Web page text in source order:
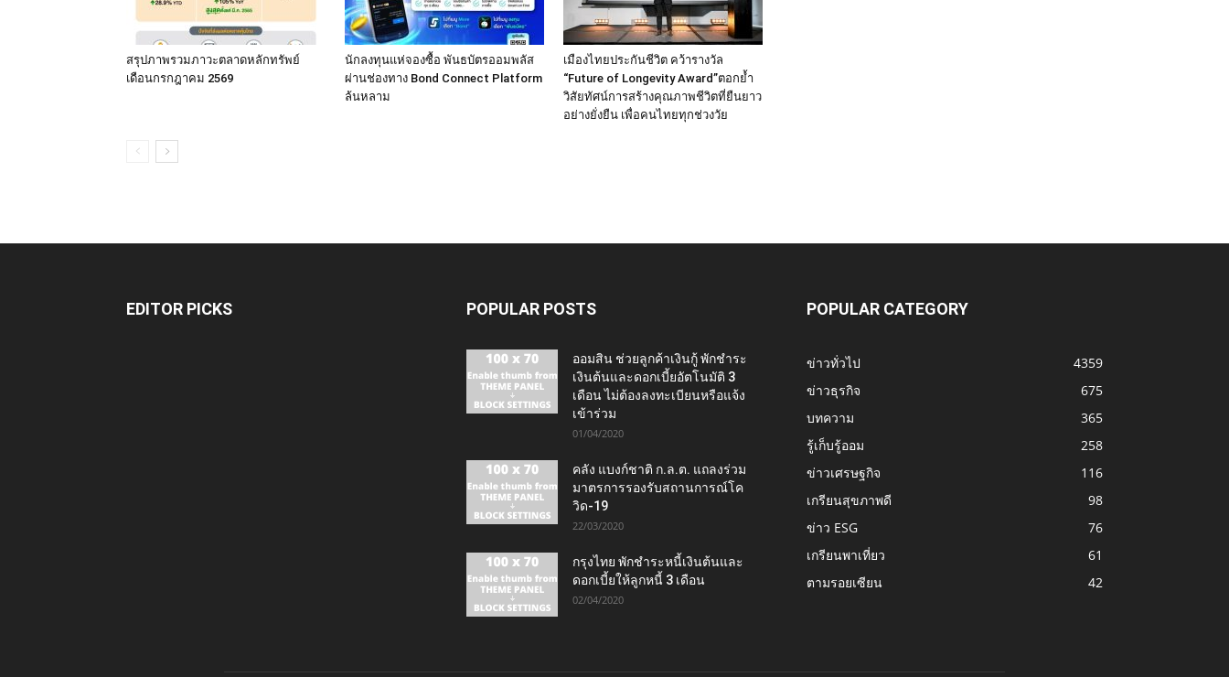
สรุปภาพรวมภาวะตลาดหลักทรัพย์
เดือนกรกฎาคม 2569
นักลงทุนแห่จองซื้อ พันธบัตรออมพลัส
ผ่านช่องทาง Bond Connect Platform
ล้นหลาม
เมืองไทยประกันชีวิต คว้ารางวัล
“Future of Longevity Award”ตอกย้ำ
วิสัยทัศน์การสร้างคุณภาพชีวิตที่ยืนยาว
อย่างยั่งยืน เพื่อคนไทยทุกช่วงวัย
EDITOR PICKS POPULAR POSTS
ออมสิน ช่วยลูกค้าเงินกู้ พักชำระ
เงินต้นและดอกเบี้ยอัตโนมัติ 3
เดือน ไม่ต้องลงทะเบียนหรือแจ้ง
เข้าร่วม
01/04/2020
คลัง แบงก์ชาติ ก.ล.ต. แถลงร่วม
มาตรการรองรับสถานการณ์โค
วิด-19
22/03/2020
กรุงไทย พักชำระหนี้เงินต้นและ
ดอกเบี้ยให้ลูกหนี้ 3 เดือน
02/04/2020
POPULAR CATEGORY
ข่าวทั่วไป
4359
ข่าวธุรกิจ
675
บทความ
365
รู้เก็บรู้ออม
258
ข่าวเศรษฐกิจ
116
เกรียนสุขภาพดี
98
ข่าว ESG
76
เกรียนพาเที่ยว
61
ตามรอยเซียน
42